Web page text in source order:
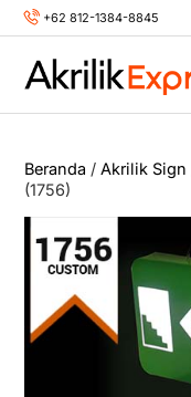
Skip
+62 812-1384-8845
Beranda /Akrilik Sign
(1756)